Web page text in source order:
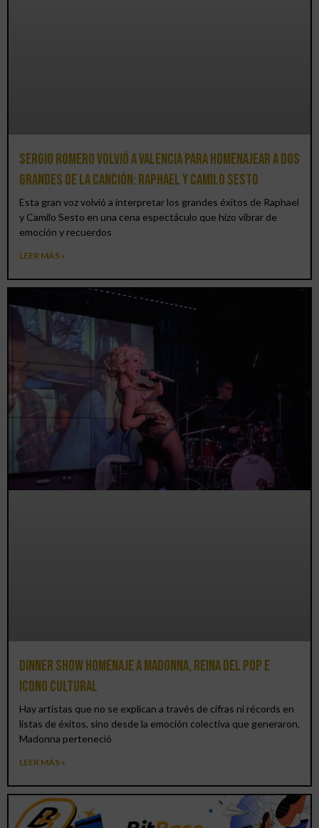
Sergio Romero volvió a Valencia para homenajear a dos
grandes de la canción: Raphael y Camilo Sesto
Esta gran voz volvió a interpretar los grandes éxitos de Raphael
y Camilo Sesto en una cena espectáculo que hizo vibrar de
emoción y recuerdos
LEER MÁS »
Dinner Show homenaje a Madonna, reina del pop e
icono cultural
Hay artistas que no se explican a través de cifras ni récords en
listas de éxitos, sino desde la emoción colectiva que generaron.
Madonna perteneció
LEER MÁS »